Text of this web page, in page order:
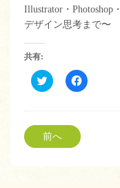
Illustrator・Photoshop・
デザイン思考まで〜
共有:
ク
リ
し
て
Twitter
で
共
Facebook
で
す
前へ